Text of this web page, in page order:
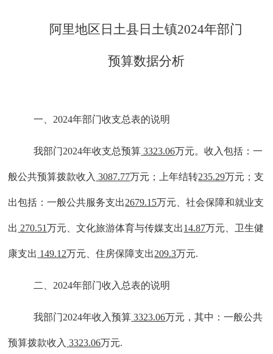
阿里地区 日土县 日土镇2024年部门
预算数据分析
一、 2024年部门收支总表的说明
我部门2024年收支总预算 3323.06万元。收入包括：一
般公共预算拨款收入 3087.77万元； 上年结转235.29万元；支
出包括：一般公共服务支出2679.15万元、社会保障和就业支
出 270.51万元、文化旅游体育与传媒支出14.87万元 卫生健
康支出 149.12万元、住房保障支出209.3万元.
二、 2024年部门收入总表的说明
我部门2024年收入预算 3323.06万元，其中：一般公共
预算拨款收入 3323.06万元.